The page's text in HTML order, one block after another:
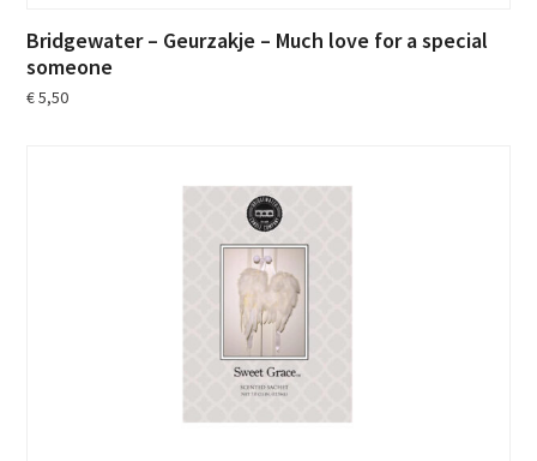
Bridgewater – Geurzakje – Much love for a special
someone
€5,50